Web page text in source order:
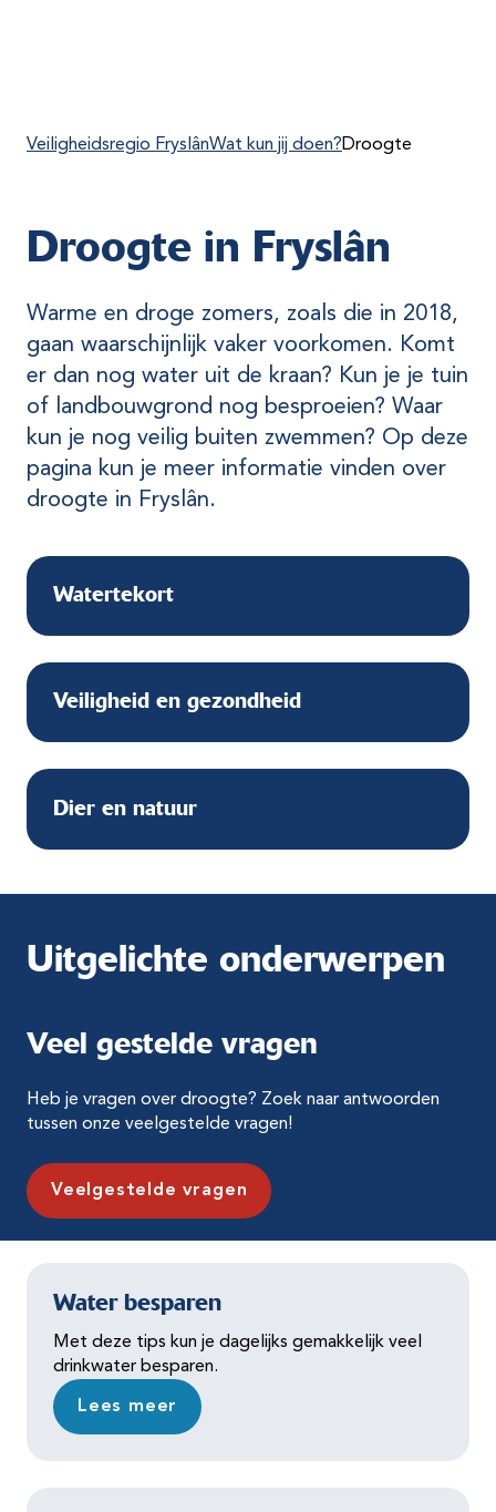
Veiligheidsregio FryslânWat kun jij doen?Droogte
Droogte in Fryslân
Warme en droge zomers, zoals die in 2018,
gaan waarschijnlijk vaker voorkomen. Komt
er dan nog water uit de kraan? Kun je je tuin
of landbouwgrond nog besproeien? Waar
kun je nog veilig buiten zwemmen? Op deze
pagina kun je meer informatie vinden over
droogte in Fryslân.
Watertekort
Veiligheid en gezondheid
Dier en natuur
Uitgelichte onderwerpen
Veel gestelde vragen
Heb je vragen over droogte? Zoek naar antwoorden
tussen onze veelgestelde vragen!
Veelgestelde vragen
Water besparen
Met deze tips kun je dagelijks gemakkelijk veel
drinkwater besparen.
Lees meer